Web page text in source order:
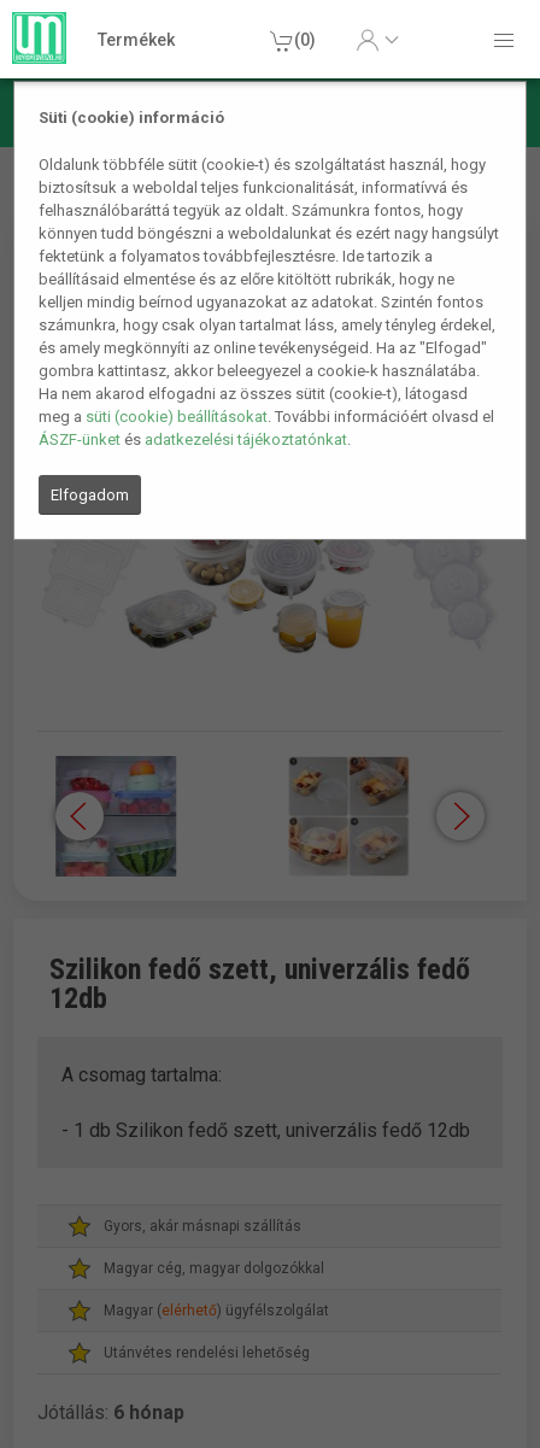
Süti (cookie) információ
Oldalunk többféle sütit (cookie-t) és szolgáltatást használ, hogy
biztosítsuk a weboldal teljes funkcionalitását, informatívvá és
felhasználóbaráttá tegyük az oldalt. Számunkra fontos, hogy
könnyen tudd böngészni a weboldalunkat és ezért nagy hangsúlyt
fektetünk a folyamatos továbbfejlesztésre. Ide tartozik a
beállításaid elmentése és az előre kitöltött rubrikák, hogy ne
kelljen mindig beírnod ugyanazokat az adatokat. Szintén fontos
számunkra, hogy csak olyan tartalmat láss, amely tényleg érdekel,
és amely megkönnyíti az online tevékenységeid. Ha az "Elfogad"
gombra kattintasz, akkor beleegyezel a cookie-k használatába.
Ha nem akarod elfogadni az összes sütit (cookie-t), látogasd
meg a süti (cookie) beállításokat. További információért olvasd el
ÁSZF-ünket és adatkezelési tájékoztatónkat.
Elfogadom
Termékek (0)
Konyhai termékek Konyhai kiegészítők
Szilikon fedő
szett, univerzális fedő 12db
Szilikon fedő szett, univerzális fedő
12db
A csomag tartalma:
- 1 db Szilikon fedő szett, univerzális fedő 12db
Gyors, akár másnapi szállítás
Magyar cég, magyar dolgozókkal
Magyar (elérhető) ügyfélszolgálat
Utánvétes rendelési lehetőség
Jótállás: 6 hónap